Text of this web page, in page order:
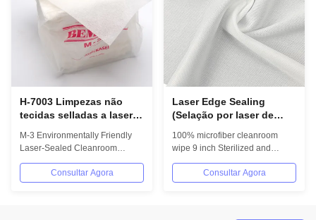
H-7003 Limpezas não
tecidas selladas a laser
químicos 25x25 cm para
M-3 Environmentally Friendly
Laser-Sealed Cleanroom
Cleanroom Wipes...
Consultar Agora
Laser Edge Sealing
(Selação por laser de
poeira, superfície lisa,
livre de borras para
limpeza de oficinas de
instrumentos de precisão
100% microfiber cleanroom
wipe 9 inch Sterilized and
Material 100%...
Consultar Agora